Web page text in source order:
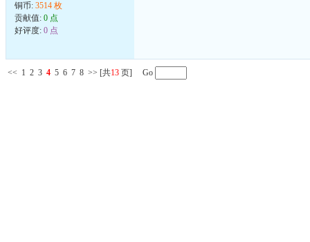
铜币: 3514 枚
贡献值: 0 点
好评度: 0 点
<< 1 2 3 4 5 6 7 8 >> [共13 页] Go